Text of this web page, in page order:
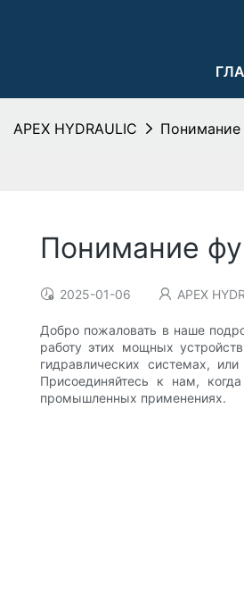
APEX HYDRAULIC Понимание
Понимание
2025-01-06 APEX
Добро пожаловать в наше
работу этих мощных
гидравлических системах,
Присоединяйтесь к нам,
промышленных применениях.